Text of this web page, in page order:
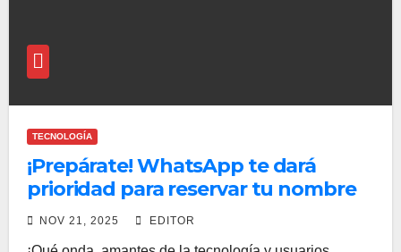
TECNOLOGÍA
¡Prepárate! WhatsApp te dará
prioridad para reservar tu nombre
de usuario si conectas tu Instagram
NOV 21, 2025 EDITOR